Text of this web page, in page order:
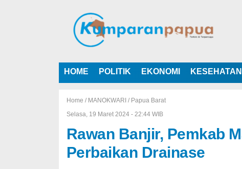
HOME POLITIK EKONOMI KESEHATAN
Home / MANOKWARI / Papua Barat
Selasa, 19 Maret 2024 - 22:44 WIB
Rawan Banjir, Pemkab
Perbaikan Drainase